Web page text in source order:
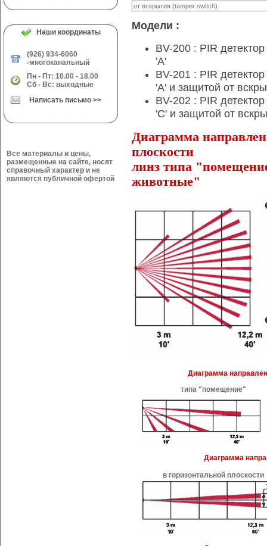
Наши координаты
(926) 934-6060
-многоканальный
Пн - Пт: 10.00 - 18.00
Сб - Вс: выходные
Написать письмо >>
Все материалы и цены,
размещенные на сайте, носят
справочный характер и не
являются публичной офертой
от вскрытия (tamper switch)
Модели :
BV-200 : PIR
'A'
BV-201 : PIR
'A' и защитой от
BV-202 : PIR
'С' и защитой от
Диаграмма
плоскости
линз типа
животные"
Диаграмма
типа "помещение"
Диаграмма
в горизонтальной плоскости